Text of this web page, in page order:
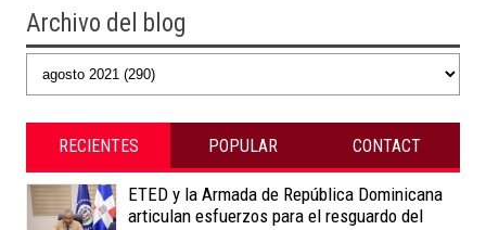
Archivo del blog
RECIENTES POPULAR CONTACT
ETED y la Armada de República Dominicana
articulan esfuerzos para el resguardo del